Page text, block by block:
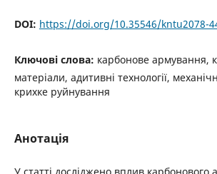
DOI: https://doi.org/10.35546/kntu2078-
Ключові слова: карбонове армування,
матеріали, адитивні технології,
крихке руйнування
Анотація